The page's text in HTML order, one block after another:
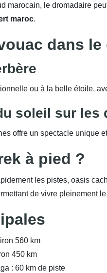
marocain, le dromadaire
maroc.
dans
ou à la belle étoile,
soleil sur les
offre un spectacle unique
à pied ?
les pistes, oasis
de vivre pleinement
560 km
450 km
: 60 km de piste